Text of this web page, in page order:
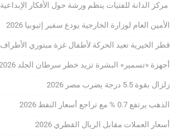
مركز الدانة للفتيات ينظم ورشة حول الأفكار الإبداعية 2026
الأمين العام لوزارة الخارجية يودع سفير إثيوبيا 2026
قطر الخيرية تعيد الحركة لأطفال غزة مبتوري الأطراف 2026
أجهزة «تسمير» البشرة تزيد خطر سرطان الجلد 2026
زلزال بقوة 5.5 درجة يضرب مصر 2026
الذهب يرتفع 0.7 % مع تراجع أسعار النفط 2026
أسعار العملات مقابل الريال القطري 2026